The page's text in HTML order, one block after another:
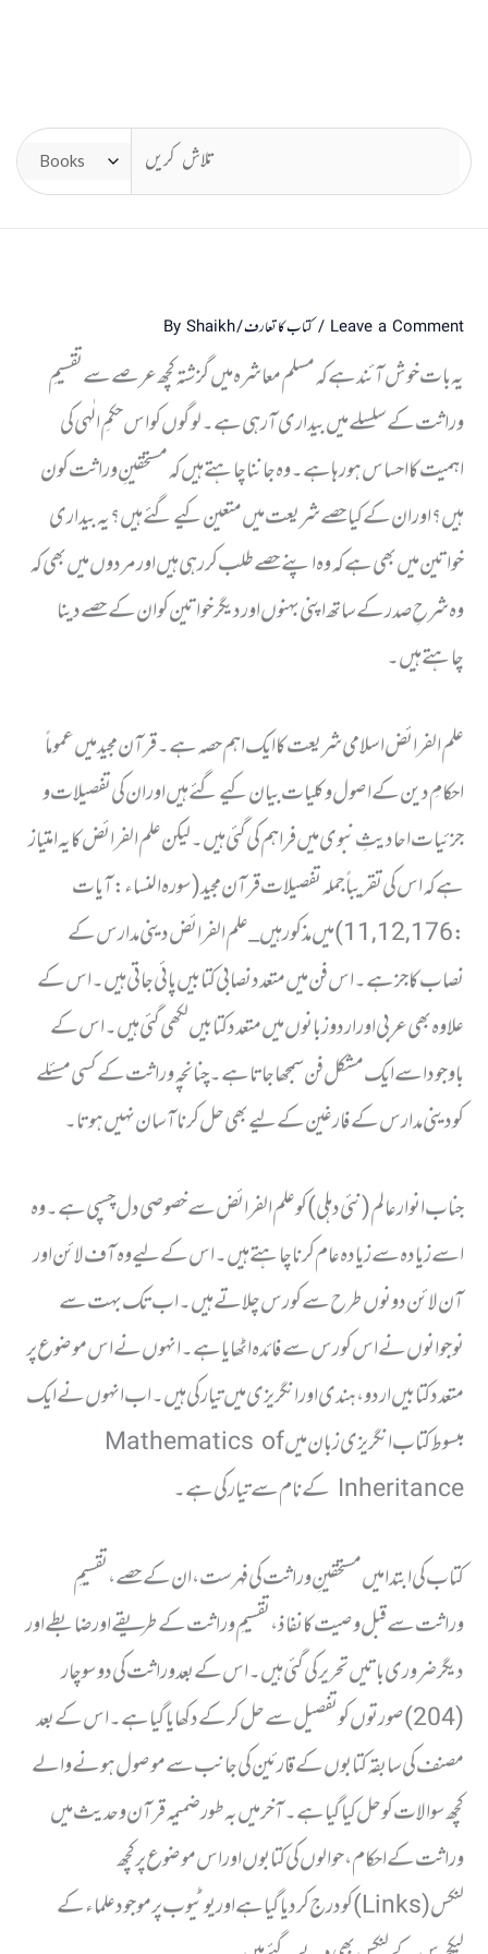
Leave a Comment
/کتاب کا تعارف/ By
Shaikh
یہ بات خوش آئند ہے کہ مسلم معاشرہ میں گزشتہ کچھ عرصے سے تقسیمِ
وراثت کے سلسلے میں بیداری آرہی ہے ۔ لوگوں کو اس حکمِ الٰہی کی
اہمیت کا احساس ہورہا ہے ۔ وہ جانناچاہتے ہیں کہ مستحقینِ وراثت کون
ہیں؟ اور ان کے کیاحصے شریعت میں متعین کیے گئے ہیں؟ یہ بیداری
خواتین میں بھی ہے کہ وہ اپنے حصے طلب کررہی ہیں اور مردوں میں بھی کہ
وہ شرحِ صدر کے ساتھ اپنی بہنوں اور دیگر خواتین کو ان کے حصے دینا
چاہتے ہیں ۔
علم الفرائض اسلامی شریعت کا ایک اہم حصہ ہے ۔ قرآن مجید میں عموماً
احکامِ دین کے اصول وکلیات بیان کیے گئے ہیں اور ان کی تفصیلات و
جزئیات احادیثِ نبوی میں فراہم کی گئی ہیں ۔ لیکن علم الفرائض کا یہ امتیاز
ہے کہ اس کی تقریباً جملہ تفصیلات قرآن مجید (سورہ النساء : آیات
: 11,12,176) میں مذکور ہیں _ علم الفرائض دینی مدارس کے
نصاب کا جز ہے ۔ اس فن میں متعدد نصابی کتابیں پائی جاتی ہیں ۔ اس کے
علاوہ بھی عربی اور اردو زبانوں میں متعدد کتابیں لکھی گئی ہیں ۔ اس کے
باوجود اسے ایک مشکل فن سمجھاجاتا ہے ۔ چنانچہ وراثت کے کسی مسئلے
کو دینی مدارس کے فارغین کے لیے بھی حل کرنا آسان نہیں ہوتا ۔
جناب انوار عالم (نئی دہلی) کو علم الفرائض سے خصوصی دل چسپی ہے ۔ وہ
اسے زیادہ سے زیادہ عام کرنا چاہتے ہیں ۔ اس کے لیے وہ آف لائن اور
آن لائن دونوں طرح سے کورس چلاتے ہیں ۔ اب تک بہت سے
نوجوانوں نے اس کورس سے فائدہ اٹھایاہے ۔ انہوں نے اس موضوع پر
متعدد کتابیں اردو ، ہندی اور انگریزی میں تیار کی ہیں ۔ اب انہوں نے ایک
مبسوط کتاب انگریزی زبان میں Mathematics of
Inheritance کے نام سے تیار کی ہے ۔
کتاب کی ابتدامیں مستحقینِ وراثت کی فہرست ، ان کے حصے ، تقسیمِ
وراثت سے قبل وصیت کا نفاذ ، تقسیمِ وراثت کے طریقے اور ضابطے اور
دیگر ضروری باتیں تحریر کی گئی ہیں ۔ اس کے بعد وراثت کی دو سو چار
(204) صورتوں کو تفصیل سے حل کرکے دکھایا گیا ہے ۔ اس کے بعد
مصنف کی سابقہ کتابوں کے قارئین کی جانب سے موصول ہونے والے
کچھ سوالات کو حل کیا گیا ہے ۔ آخر میں بہ طور ضمیمہ قرآن وحدیث میں
وراثت کے احکام ، حوالوں کی کتابوں اور اس موضوع پر کچھ
لنکس(Links) کو درج کردیا گیا ہے اور یوٹیوب پر موجود علماء کے